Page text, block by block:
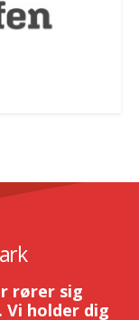
rører sig
holder dig